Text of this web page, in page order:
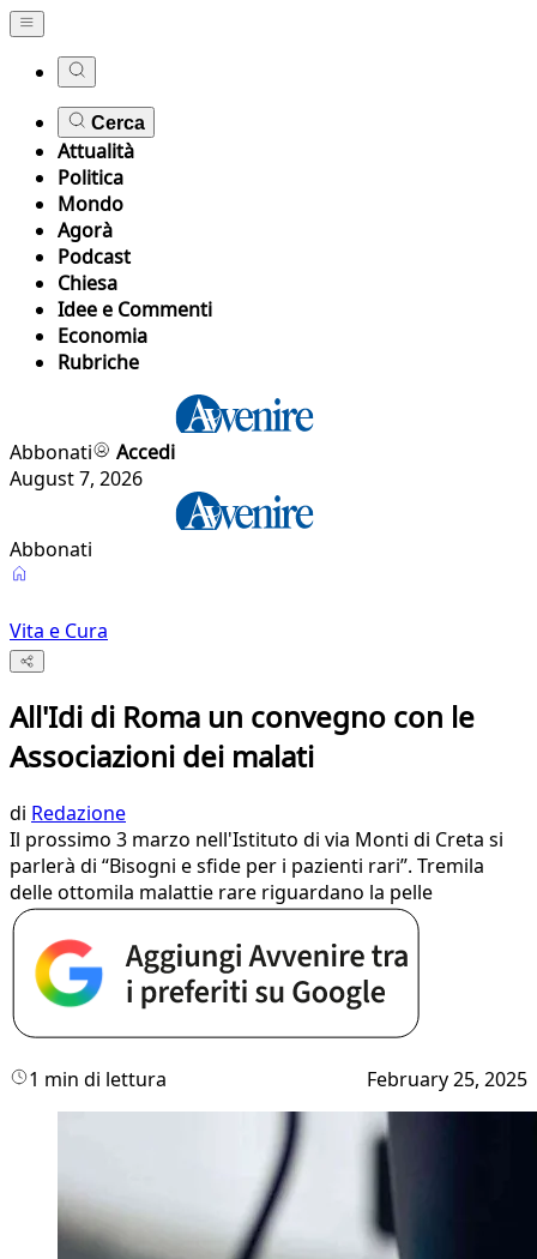
Cerca
Attualità
Politica
Mondo
Agorà
Podcast
Chiesa
Idee e Commenti
Economia
Rubriche
Abbonati
Accedi
August 7, 2026
Abbonati
Vita e Cura
All'Idi di Roma un convegno con le
Associazioni dei malati
di Redazione
Il prossimo 3 marzo nell'Istituto di via Monti di Creta si
parlerà di “Bisogni e sfide per i pazienti rari”. Tremila
delle ottomila malattie rare riguardano la pelle
1 min di lettura February 25, 2025